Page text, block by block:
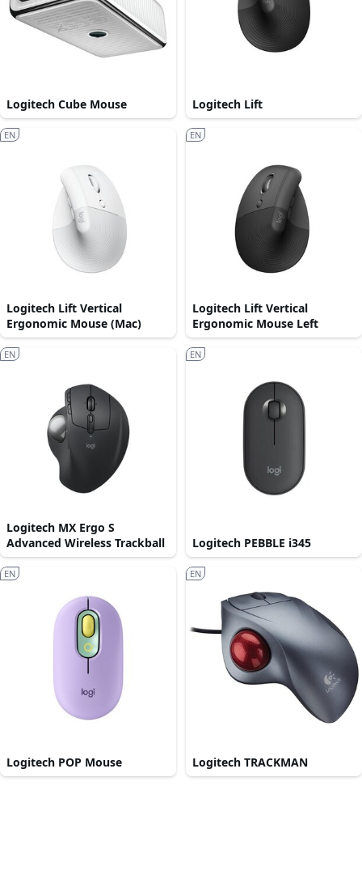
Logitech Cube Mouse Logitech Lift
Logitech Lift Vertical
Ergonomic Mouse (Mac)
EN
Logitech Lift Vertical
Ergonomic Mouse Left
EN
Logitech MX Ergo S
Advanced Wireless Trackball
EN
Logitech PEBBLE i345
EN
Logitech POP Mouse
EN
Logitech TRACKMAN
EN